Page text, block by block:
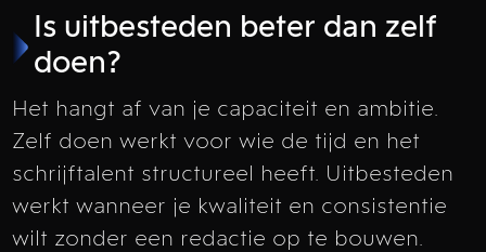
Is uitbesteden beter dan zelf
doen?
Het hangt af van je capaciteit en ambitie.
Zelf doen werkt voor wie de tijd en het
schrijftalent structureel heeft. Uitbesteden
werkt wanneer je kwaliteit en consistentie
wilt zonder een redactie op te bouwen.